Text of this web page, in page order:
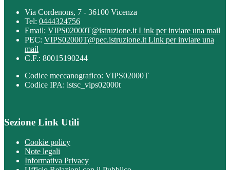
Via Cordenons, 7 - 36100 Vicenza
Tel: 0444324756
Email: VIPS02000T@istruzione.it Link per inviare una mail
PEC: VIPS02000T@pec.istruzione.it Link per inviare una
mail
C.F.: 80015190244
Codice meccanografico: VIPS02000T
Codice IPA: istsc_vips02000t
Sezione Link Utili
Cookie policy
Note legali
Informativa Privacy